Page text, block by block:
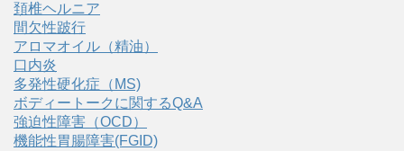
頚椎ヘルニア
間欠性跛行
アロマオイル（精油）
口内炎
多発性硬化症（MS)
ボディートークに関するQ&A
強迫性障害（OCD）
機能性胃腸障害(FGID)